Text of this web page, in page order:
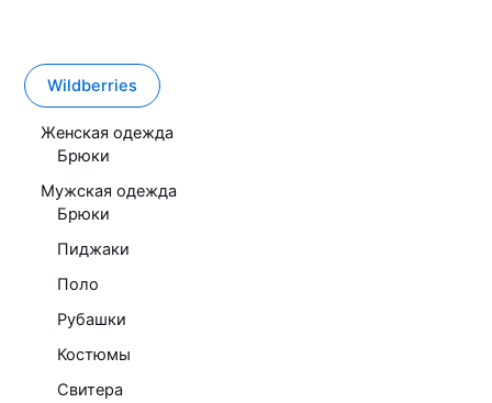
Wildberries
Женская одежда
Брюки
Мужская одежда
Брюки
Пиджаки
Поло
Рубашки
Костюмы
Свитера